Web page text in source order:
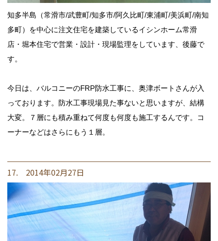
知多半島（常滑市/武豊町/知多市/阿久比町/東浦町/美浜町/南知
多町）を中心に注文住宅を建築しているイシンホーム常滑
店・堀本住宅で営業・設計・現場監理をしています、後藤で
す。
今日は、バルコニーのFRP防水工事に、奥津ボートさんが入
っております。防水工事現場見た事ないと思いますが、結構
大変。７層にも積み重ねて何度も何度も施工するんです。コ
ーナーなどはさらにもう１層。
17. 2014年02月27日